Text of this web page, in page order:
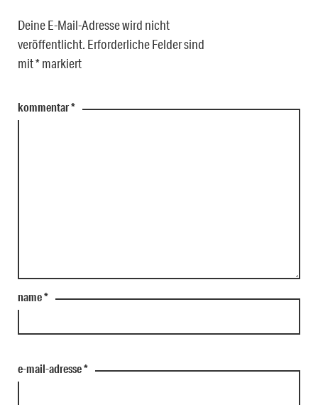
Deine E-Mail-Adresse wird nicht
veröffentlicht. Erforderliche Felder sind
mit*markiert
kommentar*
name*
e-mail-adresse*